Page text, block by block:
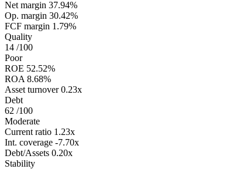
Net margin 37.94%
Op. margin 30.42%
FCF margin 1.79%
Quality
14 /100
Poor
ROE 52.52%
ROA 8.68%
Asset turnover 0.23x
Debt
62 /100
Moderate
Current ratio 1.23x
Int. coverage -7.70x
Debt/Assets 0.20x
Stability